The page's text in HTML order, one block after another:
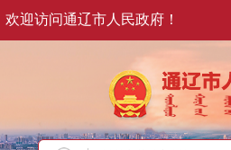
欢迎访问通辽市人民政府！